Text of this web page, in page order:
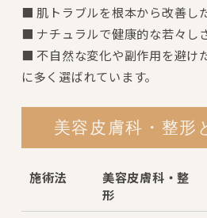
■ 肌トラブルを根本から改善し
■ ナチュラルで健康的な若々し
■ 不自然な変化や副作用を避け
に多く選ばれています。
美容皮膚科・整形
施術法
美容皮膚科・整
形